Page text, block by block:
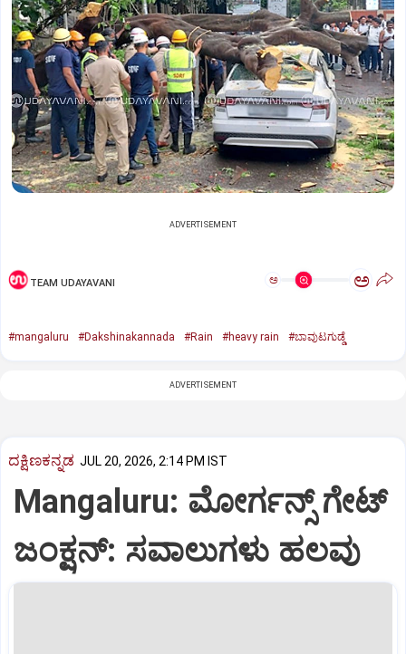
ADVERTISEMENT
TEAM UDAYAVANI ಅ ಅ
#mangaluru #Dakshinakannada #Rain #heavy rain #ಬಾವುಟಗುಡ್ಡೆ
ADVERTISEMENT
ದಕ್ಷಿಣಕನ್ನಡ JUL 20, 2026, 2:14 PM IST
Mangaluru: ಮೋರ್ಗನ್ಸ್‌ ಗೇಟ್‌
ಜಂಕ್ಷನ್‌: ಸವಾಲುಗಳು ಹಲವು